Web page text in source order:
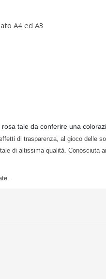
A4 ed A3
tale da conferire una
di trasparenza, al gioco delle
di altissima qualità. Conosciuta